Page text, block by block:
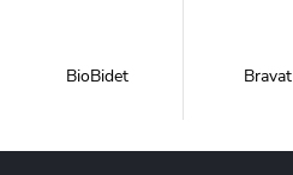
BioBidet Bravat